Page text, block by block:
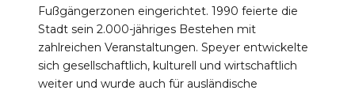
Fußgängerzonen eingerichtet. 1990 feierte die
Stadt sein 2.000-jähriges Bestehen mit
zahlreichen Veranstaltungen. Speyer entwickelte
sich gesellschaftlich, kulturell und wirtschaftlich
weiter und wurde auch für ausländische